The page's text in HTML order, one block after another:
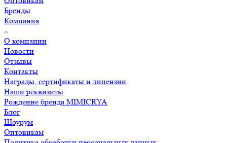
Бренды
Компания
О компании
Новости
Отзывы
Контакты
Награды, сертификаты и лицензии
Наши реквизиты
Рождение бренда MIMICRYA
Блог
Шоурум
Оптовикам